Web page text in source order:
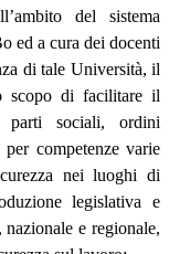
del sistema
ed a cura dei docenti
di tale Università, il
scopo di facilitare il
sociali, ordini
competenze varie
nei luoghi di
legislativa e
e regionale,